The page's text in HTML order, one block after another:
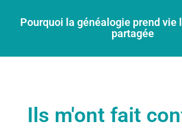
Pourquoi la généalogie prend vie
partagée
Ils m'ont fait